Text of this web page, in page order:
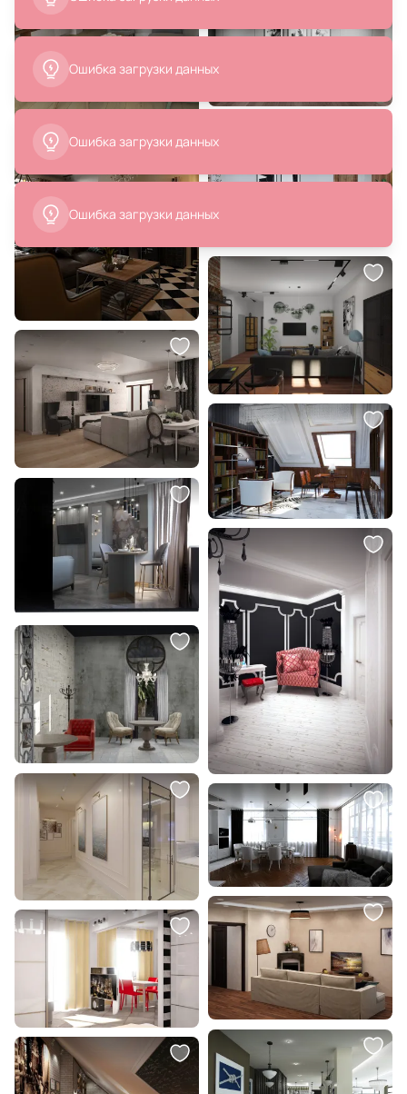
Ошибка загрузки данных
Ошибка загрузки данных
Ошибка загрузки данных